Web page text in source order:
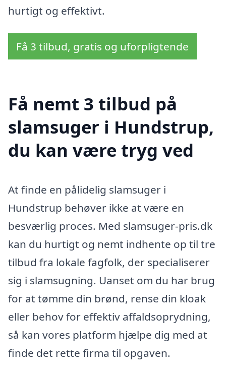
hurtigt og effektivt.
Få 3 tilbud, gratis og uforpligtende
Få nemt 3 tilbud på
slamsuger i Hundstrup,
du kan være tryg ved
At finde en pålidelig slamsuger i
Hundstrup behøver ikke at være en
besværlig proces. Med slamsuger-pris.dk
kan du hurtigt og nemt indhente op til tre
tilbud fra lokale fagfolk, der specialiserer
sig i slamsugning. Uanset om du har brug
for at tømme din brønd, rense din kloak
eller behov for effektiv affaldsoprydning,
så kan vores platform hjælpe dig med at
finde det rette firma til opgaven.